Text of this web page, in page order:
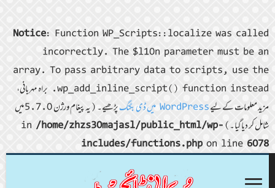
Notice: Function WP_Scripts::localize was called
incorrectly. The $l10n parameter must be an
array. To pass arbitrary data to scripts, use the
wp_add_inline_script() function instead. براہ مہربانی،
مزید معلومات کے لیےWordPress میں ڈی بگنگ
پڑھیے۔ (یہ پیغام ورژن 5.7.0 میں
شامل کر دیا گیا۔) in/home/zhzs30majasl/public_html/wp-
includes/functions.php on line 6078